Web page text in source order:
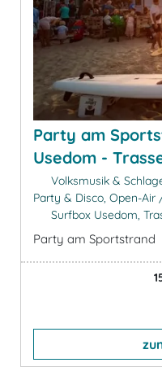
Party am
Usedom -
Volksmusik &
Party & Disco, Open-Air
Surfbox Usedom,
Party am Sportstrand